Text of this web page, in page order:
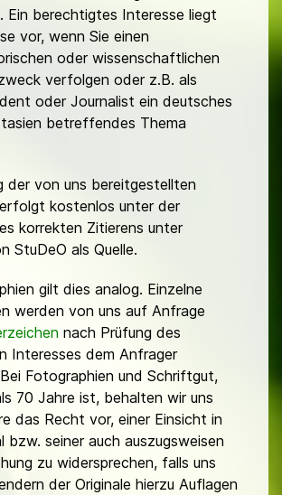
Ein berechtigtes Interesse liegt
vor, wenn Sie einen
oder wissenschaftlichen
verfolgen oder z.B. als
oder Journalist ein deutsches
betreffendes Thema
der von uns bereitgestellten
kostenlos unter der
korrekten Zitierens unter
StuDeO als Quelle.
gilt dies analog. Einzelne
werden von uns auf Anfrage
nach Prüfung des
Interesses dem Anfrager
Fotographien und Schriftgut,
70 Jahre ist, behalten wir uns
das Recht vor, einer Einsicht in
bzw. seiner auch auszugsweisen
zu widersprechen, falls uns
der Originale hierzu Auflagen